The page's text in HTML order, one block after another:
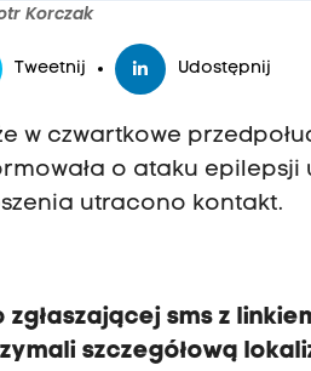
Korczak
Tweetnij Udostępnij
w czwartkowe
o ataku epilepsji
utracono kontakt.
zgłaszającej sms z
szczegółową